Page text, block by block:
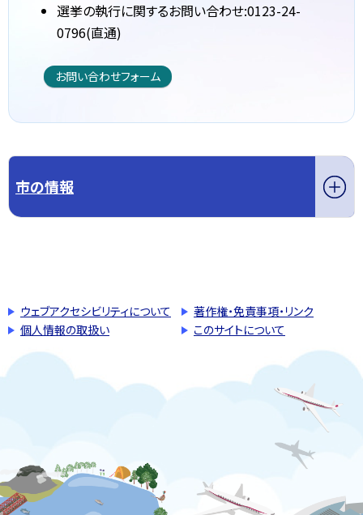
選挙の執行に関するお問い合わせ:0123-24-
0796(直通)
お問い合わせフォーム
市の情報
ウェブアクセシビリティについて
著作権・免責事項・リンク
個人情報の取扱い
このサイトについて